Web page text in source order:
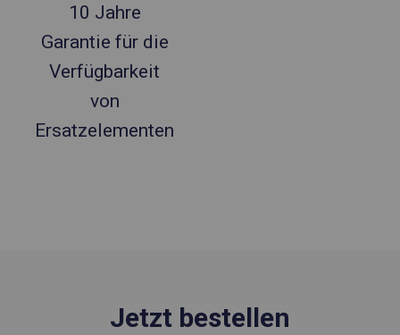
10 Jahre
Garantie für die
Verfügbarkeit
von
Ersatzelementen
Jetzt bestellen